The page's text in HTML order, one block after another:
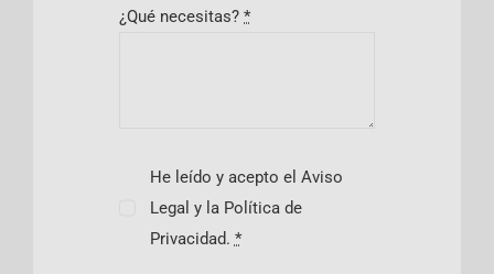
¿Qué necesitas?*
He leído y acepto el Aviso
Legal y la Política de
Privacidad. *